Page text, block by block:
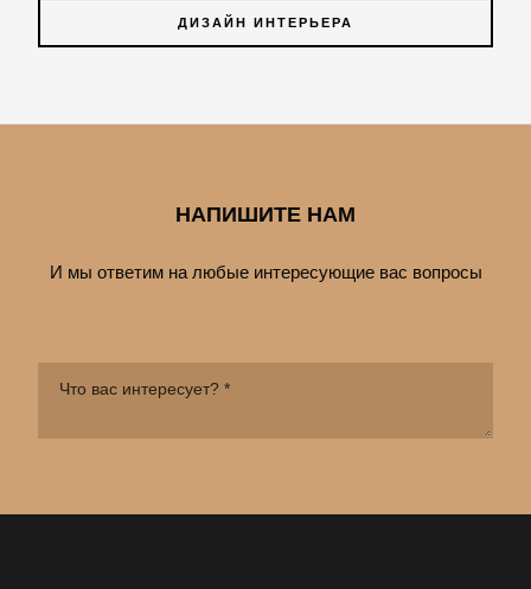
ДИЗАЙН ИНТЕРЬЕРА
НАПИШИТЕ НАМ
И мы ответим на любые интересующие вас вопросы